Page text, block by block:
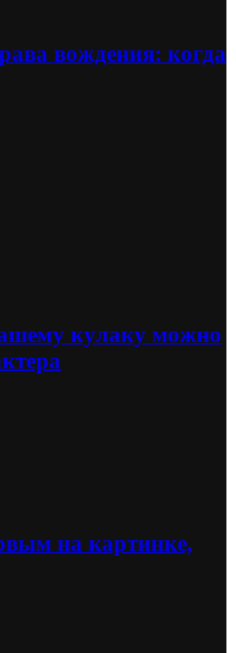
вождения: когда
кулаку можно
на картинке,